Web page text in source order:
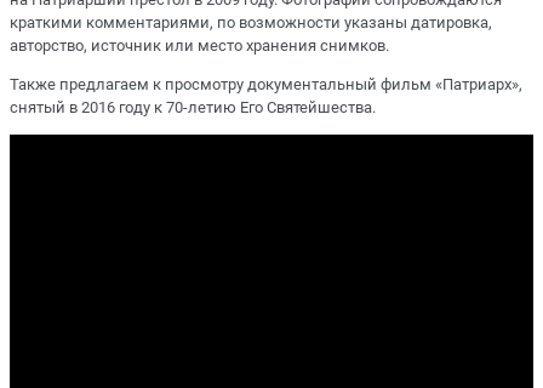
краткими комментариями, по возможности указаны датировка,
авторство, источник или место хранения снимков.
Также предлагаем к просмотру документальный фильм «Патриарх»,
снятый в 2016 году к 70-летию Его Святейшества.